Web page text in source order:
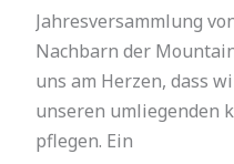
Jahresversammlung
Nachbarn der
uns am Herzen, dass
unseren umliegenden
pflegen. Ein